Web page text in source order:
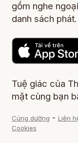
gồm nghe
danh sách phát.
Tuệ giác của
mặt cùng bạn
Cúng dường - Liên
Cookies